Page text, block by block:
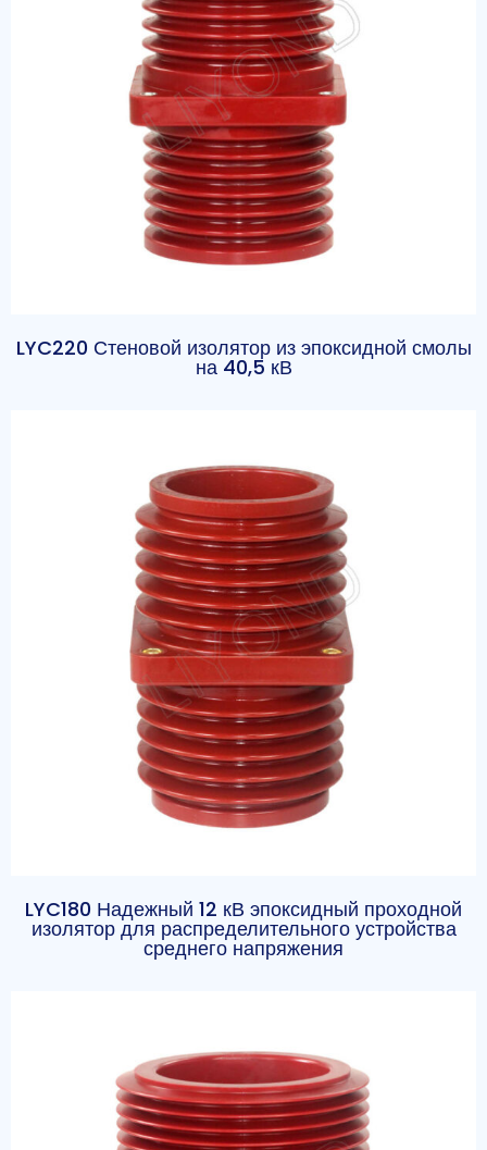
LYC220 Стеновой изолятор из эпоксидной смолы
на 40,5 кВ
LYC180 Надежный 12 кВ эпоксидный проходной
изолятор для распределительного устройства
среднего напряжения